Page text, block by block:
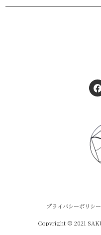
プライバシーポリシー
Copyright © 2021